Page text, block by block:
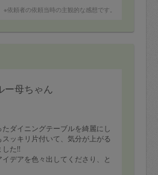
※依頼者の依頼当時の主観的な感想です。
ー母ちゃん
ダイニングテーブルを綺麗にし
ッキリ片付いて、気分が上がる
した!!
デアを色々出してくださり、と